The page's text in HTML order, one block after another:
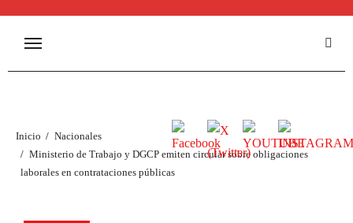
Inicio
Nacionales
Ministerio de Trabajo y DGCP emiten circular sobre obligaciones
laborales en contrataciones públicas